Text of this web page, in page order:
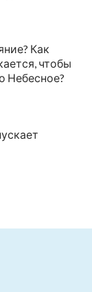
Как
чтобы
Небесное?